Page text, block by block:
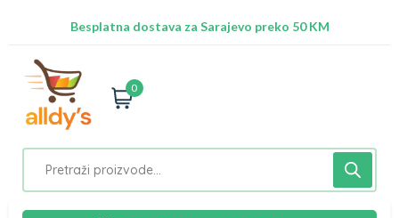
Besplatna dostava za Sarajevo preko 50 KM
0